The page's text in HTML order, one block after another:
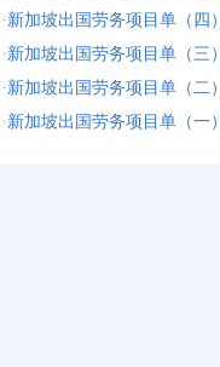
· 新加坡出国劳务项目单（四）
· 新加坡出国劳务项目单（三）
· 新加坡出国劳务项目单（二）
· 新加坡出国劳务项目单（一）